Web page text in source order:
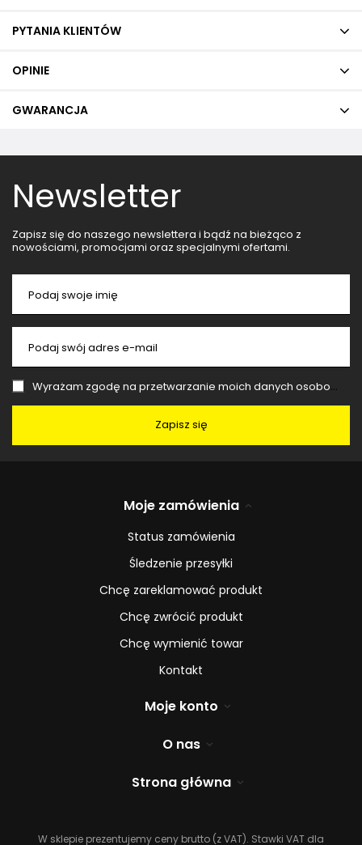
PYTANIA KLIENTÓW
OPINIE
GWARANCJA
Newsletter
Zapisz się do naszego newslettera i bądź na bieżąco z
nowościami, promocjami oraz specjalnymi ofertami.
Podaj swoje imię
Podaj swój adres e-mail
Wyrażam zgodę na przetwarzanie moich danych osobowych (adres e-mail) na potrzeby wysyłki newslettera z informacją handlową (marketing). Więcej w
Zapisz się
Moje zamówienia
Status zamówienia
Śledzenie przesyłki
Chcę zareklamować produkt
Chcę zwrócić produkt
Chcę wymienić towar
Kontakt
Moje konto
O nas
Strona główna
W sklepie prezentujemy ceny brutto (z VAT). Stawki VAT dla